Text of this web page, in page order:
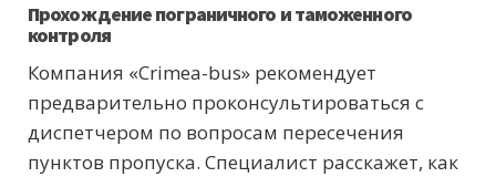
Прохождение пограничного и таможенного
контроля
Компания «Crimea-bus» рекомендует
предварительно проконсультироваться с
диспетчером по вопросам пересечения
пунктов пропуска. Специалист расскажет, как